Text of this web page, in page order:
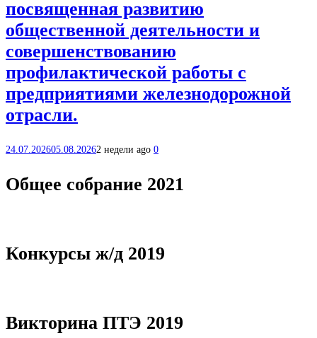
посвященная развитию
общественной деятельности и
совершенствованию
профилактической работы с
предприятиями железнодорожной
отрасли.
24.07.202605.08.20262 недели ago 0
Общее собрание 2021
Конкурсы ж/д 2019
Викторина ПТЭ 2019